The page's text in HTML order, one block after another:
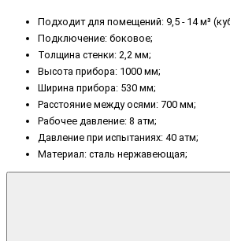
Подходит для помещений: 9,5 - 14 м³
Подключение: боковое;
Толщина стенки: 2,2 мм;
Высота прибора: 1000 мм;
Ширина прибора: 530 мм;
Расстояние между осями: 700 мм;
Рабочее давление: 8 атм;
Давление при испытаниях: 40 атм;
Материал: сталь нержавеющая;